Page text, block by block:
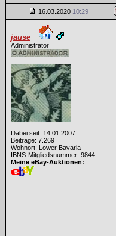
16.03.2020 10:29
jause
Administrator
Dabei seit: 14.01.2007
Beiträge: 7.269
Wohnort: Lower Bavaria
IBNS-Mitgliedsnummer: 9844
Meine eBay-Auktionen: